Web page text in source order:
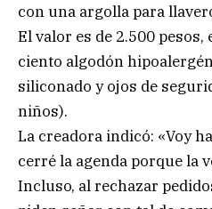
con una argolla para
El valor es de 2.500 pesos,
ciento algodón
siliconado y ojos de
niños).
La creadora indicó: «Voy
cerré la agenda porque la
Incluso, al rechazar